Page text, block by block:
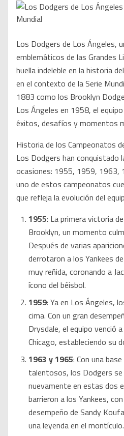
Los Dodgers de Los Ángeles,
emblemáticos de las Grandes
huella indeleble en la historia
en el contexto de la Serie
1883 como los Brooklyn
Los Ángeles en 1958, el
éxitos, desafíos y momentos
Historia de los Campeonatos
Los Dodgers han conquistado
ocasiones: 1955, 1959, 1963,
uno de estos campeonatos
que refleja la evolución del
1955: La primera victoria
Brooklyn, un momento
Después de varias
derrotaron a los Yankees
muy reñida, coronando a
ícono del béisbol.
1959: Ya en Los Ángeles,
cima. Con un gran
Drysdale, el equipo venció
Chicago, estableciendo su
1963 y 1965: Con una
talentosos, los Dodgers
nuevamente en estas dos
barrieron a los Yankees,
desempeño de Sandy
una leyenda en el montículo.